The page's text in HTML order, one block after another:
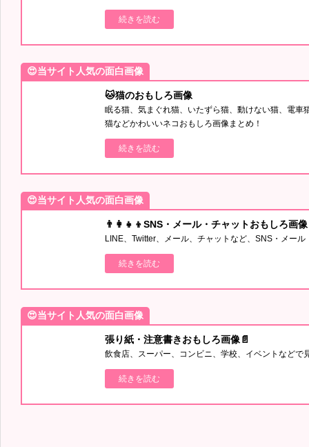
続きを読む
😍当サイト人気の面白画像
🐱猫のおもしろ画像
眠る猫、気まぐれ猫、いたずら猫、動けない猫、電
猫などかわいいネコおもしろ画像まとめ！
続きを読む
😍当サイト人気の面白画像
👨‍👩‍👧‍👦SNS・メール・チャットおもしろ画像
LINE、Twitter、メール、チャットなど、SNS・メー
続きを読む
😍当サイト人気の面白画像
張り紙・注意書きおもしろ画像📄
飲食店、スーパー、コンビニ、学校、イベントなど
続きを読む